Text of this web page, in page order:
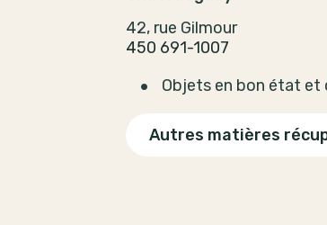
42, rue Gilmour
450 691-1007
Objets en bon état
Autres matières